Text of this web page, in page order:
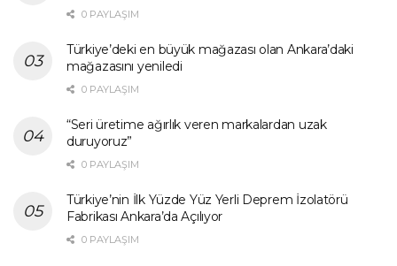
0 PAYLAŞIM
Türkiye’deki en büyük mağazası olan Ankara’daki
mağazasını yeniledi
0 PAYLAŞIM
“Seri üretime ağırlık veren markalardan uzak
duruyoruz”
0 PAYLAŞIM
Türkiye’nin İlk Yüzde Yüz Yerli Deprem İzolatörü
Fabrikası Ankara’da Açılıyor
0 PAYLAŞIM